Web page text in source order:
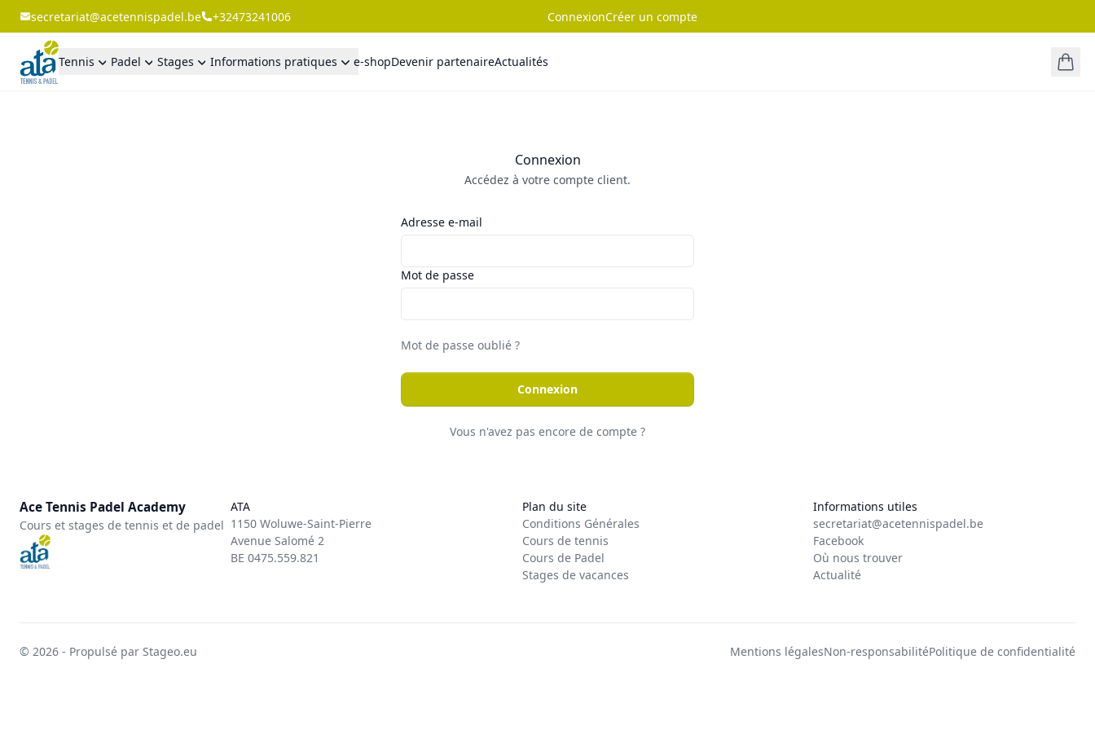
secretariat@acetennispadel.be +32473241006 ConnexionCréer un compte
Tennis Padel Stages Informations pratiques e-shopDevenir partenaireActualités
Connexion
Accédez à votre compte client.
Adresse e-mail
Mot de passe
Mot de passe oublié ?
Connexion
Vous n'avez pas encore de compte ?
Ace Tennis Padel Academy
Cours et stages de tennis et de padel
ATA
1150 Woluwe-Saint-Pierre
Avenue Salomé 2
BE 0475.559.821
Plan du site
Conditions Générales
Cours de tennis
Cours de Padel
Stages de vacances
Informations utiles
secretariat@acetennispadel.be
Facebook
Où nous trouver
Actualité
© 2026 - Propulsé par Stageo.eu Mentions légalesNon-responsabilitéPolitique de confidentialité